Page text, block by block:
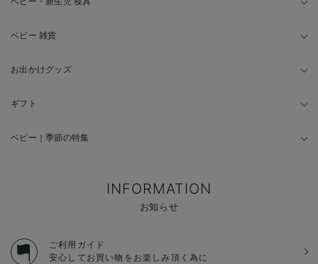
ベビー 雑貨
お出かけグッズ
ギフト
ベビー｜季節の特集
INFORMATION
お知らせ
ご利用ガイド
安心してお買い物をお楽しみ頂く為に